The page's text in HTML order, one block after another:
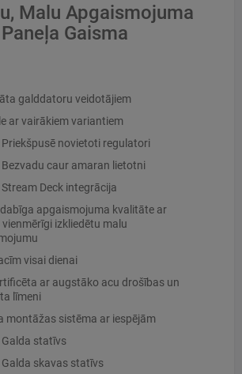
Malu Apgaismojuma
Paneļa Gaisma
galddatoru veidotājiem
ar vairākiem variantiem
Priekšpusē novietoti regulatori
Bezvadu caur amaran lietotni
Stream Deck integrācija
apgaismojuma kvalitāte ar
izkliedētu malu
visai dienai
ar augstāko acu drošības un
līmeni
montāžas sistēma ar iespējām
Galda statīvs
Galda skavas statīvs